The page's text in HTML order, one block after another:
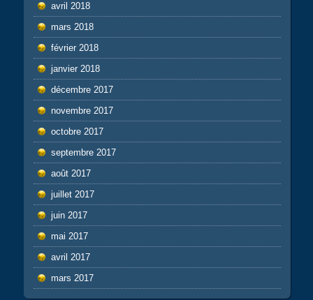
avril 2018
mars 2018
février 2018
janvier 2018
décembre 2017
novembre 2017
octobre 2017
septembre 2017
août 2017
juillet 2017
juin 2017
mai 2017
avril 2017
mars 2017